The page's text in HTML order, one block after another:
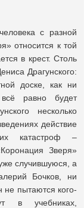
с разной
относится к той
в крест. Столь
Драгунского:
доске, как ни
равно будет
несколько
действие
катастроф –
Зверя»
случившуюся, а
Бочков, ни
не пытаются кого-
в учебниках,